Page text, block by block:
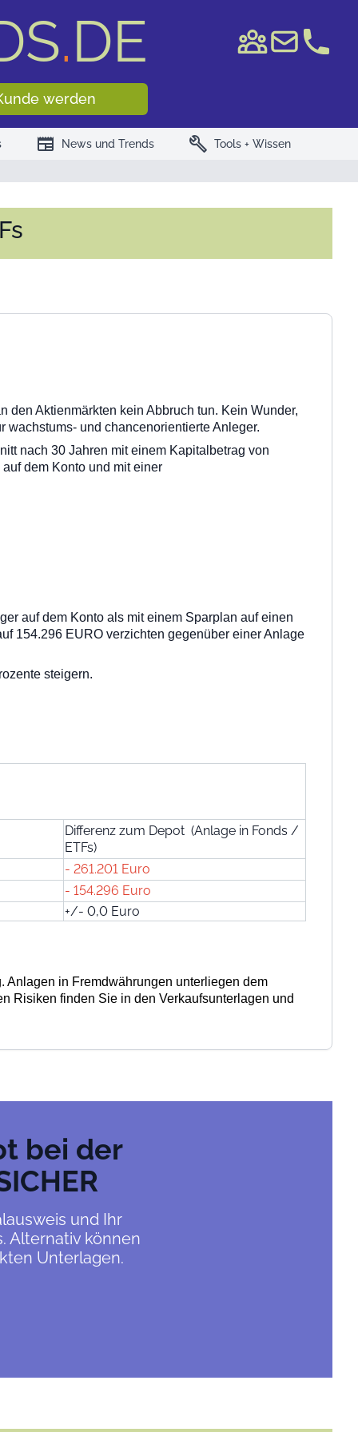
.DE
WKN/ISIN
werden
newspaper News und Trends build Tools + Wissen
den Aktienmärkten kein Abbruch tun. Kein Wunder,
und chancenorientierte Anleger.
nach 30 Jahren mit einem Kapitalbetrag von
dem Konto und mit einer
auf dem Konto als mit einem Sparplan auf einen
154.296 EURO verzichten gegenüber einer Anlage
steigern.
Differenz zum Depot (Anlage in Fonds /
ETFs)
- 261.201 Euro
- 154.296 Euro
+/- 0,0 Euro
Anlagen in Fremdwährungen unterliegen dem
Risiken finden Sie in den Verkaufsunterlagen und
bei der
und Ihr
Alternativ können
Unterlagen.